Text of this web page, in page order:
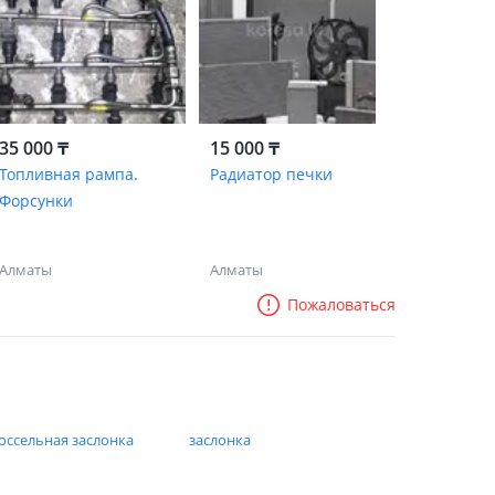
35 000 ₸
Топливная рампа.
Форсунки
Алматы
15 000 ₸
Радиатор печки
Алматы
Пожаловаться
заслонка заслонка